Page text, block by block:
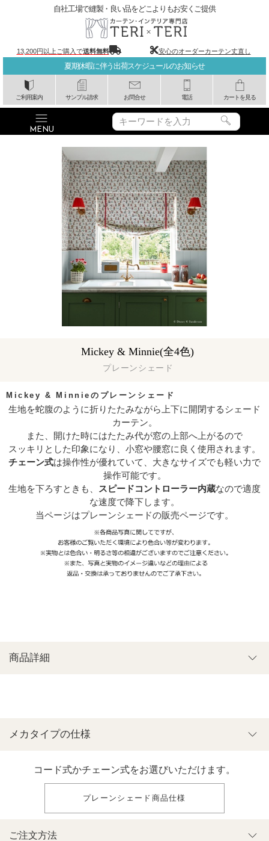
夏期休暇に伴う出荷スケジュールのお知らせ
ご利用案内 サンプル請求 お問合せ 電話 カートを見る
自社工場で縫製・良い品をどこよりもお安くご提供
13,200円以上ご購入で送料無料 安心のオーダーカーテン丈直し
Mickey & Minnieのプレーンシェード
プレーンシェード
Mickey & Minnie(全4色)
生地を蛇腹のように折りたたみながら上下に開閉するシェード
カーテン。
また、開けた時にはたたみ代が窓の上部へ上がるので
スッキリとした印象になり、小窓や腰窓に良く使用されます。
チェーン式は操作性が優れていて、大きなサイズでも軽い力で
操作可能です。
生地を下ろすときも、
スピードコントローラー内蔵なので適度
な速度で降下します。
当ページはプレーンシェードの販売ページです。
ご注文方法
商品詳細
メカタイプの仕様
コード式かチェーン式をお選びいただけます。
プレーンシェード商品仕様